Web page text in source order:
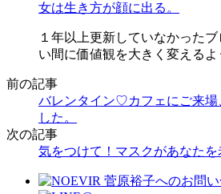
女は生き方が顔に出る。
１年以上更新していなかった
い間に価値観を大きく変えるよ
前の記事
バレンタイン♡カフェにご来場
した。
次の記事
気をつけて！マスクがあなたを